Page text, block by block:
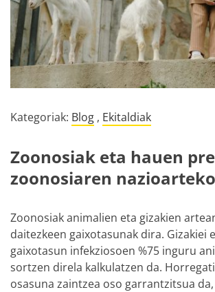
Kategoriak: Blog , Ekitaldiak
Zoonosiak eta hauen
zoonosiaren
Zoonosiak animalien eta gizakien
daitezkeen gaixotasunak dira. Gizakiei
gaixotasun infekziosoen %75 inguru
sortzen direla kalkulatzen da.
osasuna zaintzea oso garrantzitsua